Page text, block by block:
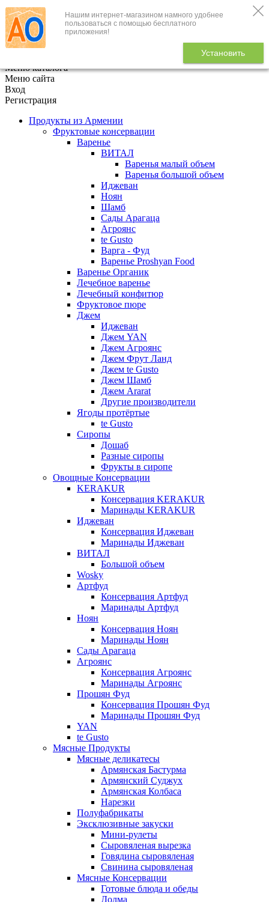
Нашим интернет-магазином намного удобнее
пользоваться с помощью бесплатного
приложения!
Установить
+7 (495) 646-888-1
В корзине
Меню каталога
Меню сайта
Вход
Регистрация
Продукты из Армении
Фруктовые консервации
Варенье
ВИТАЛ
Варенья малый объем
Варенья большой объем
Иджеван
Ноян
Шамб
Сады Арагаца
Агроянс
te Gusto
Варга - Фуд
Варенье Proshyan Food
Варенье Органик
Лечебное варенье
Лечебный конфитюр
Фруктовое пюре
Джем
Иджеван
Джем YAN
Джем Агроянс
Джем Фрут Ланд
Джем te Gusto
Джем Шамб
Джем Ararat
Другие производители
Ягоды протёртые
te Gusto
Сиропы
Дошаб
Разные сиропы
Фрукты в сиропе
Овощные Консервации
KERAKUR
Консервация KERAKUR
Маринады KERAKUR
Иджеван
Консервация Иджеван
Маринады Иджеван
ВИТАЛ
Большой объем
Wosky
Артфуд
Консервация Артфуд
Маринады Артфуд
Ноян
Консервация Ноян
Маринады Ноян
Сады Арагаца
Агроянс
Консервация Агроянс
Маринады Агроянс
Прошян Фуд
Консервация Прошян Фуд
Маринады Прошян Фуд
YAN
te Gusto
Мясные Продукты
Мясные деликатесы
Армянская Бастурма
Армянский Суджух
Армянская Колбаса
Нарезки
Полуфабрикаты
Эксклюзивные закуски
Мини-рулеты
Сыровяленая вырезка
Говядина сыровяленая
Свинина сыровяленая
Мясные Консервации
Готовые блюда и обеды
Долма